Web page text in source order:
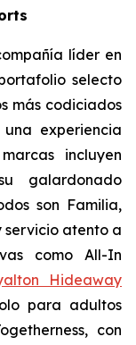
líder en
selecto
más codiciados
experiencia
incluyen
galardonado
son Familia,
servicio atento a
como All-In
Hideaway
para adultos
, con